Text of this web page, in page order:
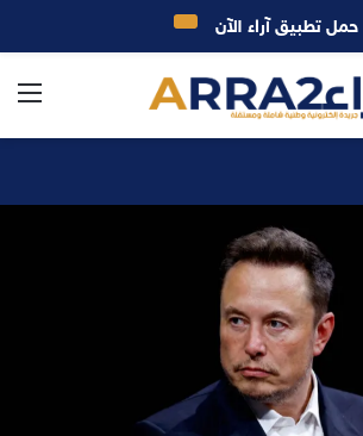
حمل تطبيق آراء الآن